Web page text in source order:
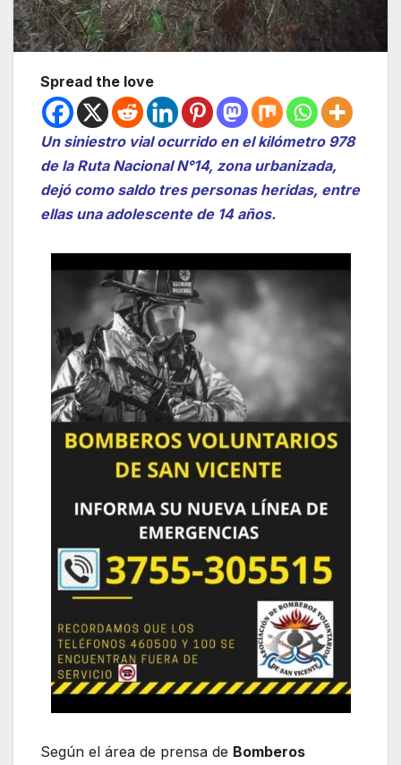
Spread the love
Un siniestro vial ocurrido en el kilómetro 978
de la Ruta Nacional N°14, zona urbanizada,
dejó como saldo tres personas heridas, entre
ellas una adolescente de 14 años.
Según el área de prensa de Bomberos